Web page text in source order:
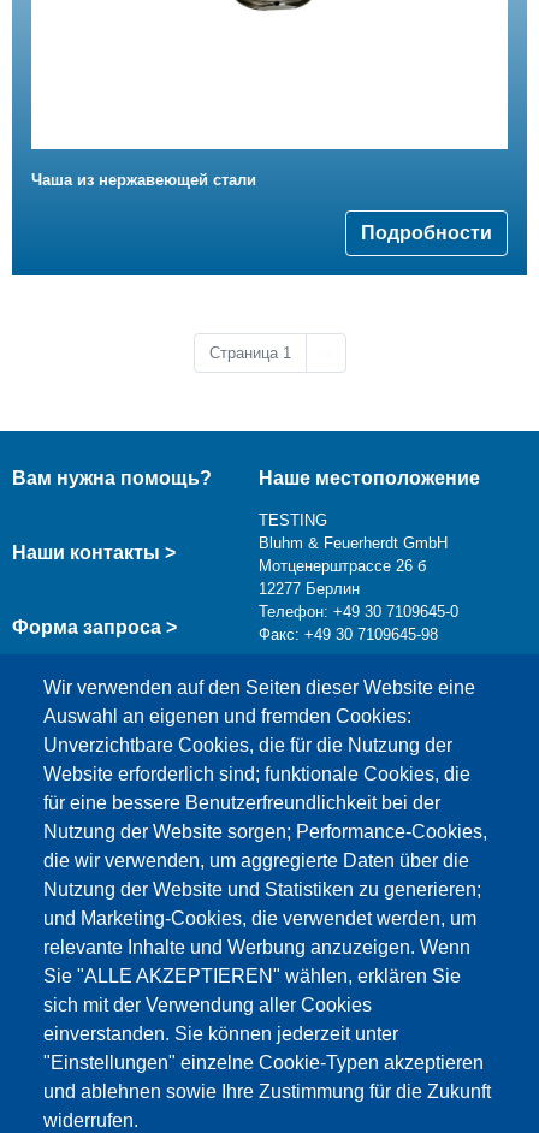
Чаша из нержавеющей стали
Подробности
Страница 1
Wir verwenden auf den Seiten dieser Website eine
Auswahl an eigenen und fremden Cookies:
Unverzichtbare Cookies, die für die Nutzung der
Website erforderlich sind; funktionale Cookies, die
für eine bessere Benutzerfreundlichkeit bei der
Nutzung der Website sorgen; Performance-Cookies,
die wir verwenden, um aggregierte Daten über die
Nutzung der Website und Statistiken zu generieren;
und Marketing-Cookies, die verwendet werden, um
relevante Inhalte und Werbung anzuzeigen. Wenn
Sie "ALLE AKZEPTIEREN" wählen, erklären Sie
sich mit der Verwendung aller Cookies
einverstanden. Sie können jederzeit unter
"Einstellungen" einzelne Cookie-Typen akzeptieren
und ablehnen sowie Ihre Zustimmung für die Zukunft
widerrufen.
Вам нужна помощь?
Наши контакты >
Форма запроса >
Наше местоположение
TESTING
Bluhm & Feuerherdt GmbH
Мотценерштрассе 26 б
12277 Берлин
Телефон: +49 30 7109645-0
Факс: +49 30 7109645-98
info@testing.de
Этот материал заблокирован, потому что
файлы cookie Google Maps не были приняты.
НЕОБХОДИМО ПРИНЯТЬ ТОЛЬКО
ФАЙЛЫ COOKIE GOOGLE MAPS.
Alle Cookies akzeptieren